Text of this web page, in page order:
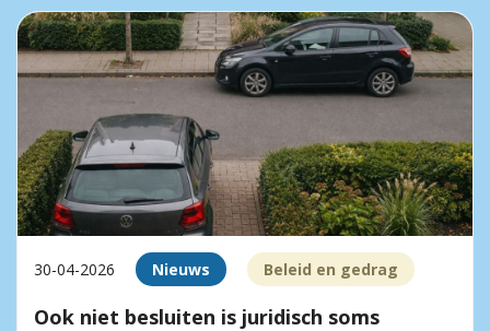
30-04-2026 Nieuws Beleid en gedrag
Ook niet besluiten is juridisch soms